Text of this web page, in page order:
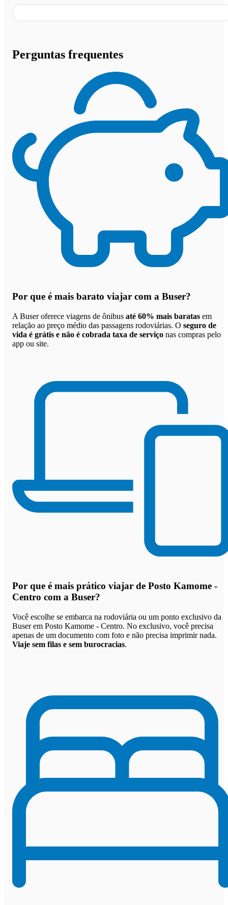
Perguntas frequentes
Por que é mais barato viajar com a Buser?
A Buser oferece viagens de ônibus até 60% mais baratas em
relação ao preço médio das passagens rodoviárias. O seguro de
vida é grátis e não é cobrada taxa de serviço nas compras pelo
app ou site.
Por que é mais prático viajar de Posto Kamome -
Centro com a Buser?
Você escolhe se embarca na rodoviária ou um ponto exclusivo da
Buser em Posto Kamome - Centro. No exclusivo, você precisa
apenas de um documento com foto e não precisa imprimir nada.
Viaje sem filas e sem burocracias.